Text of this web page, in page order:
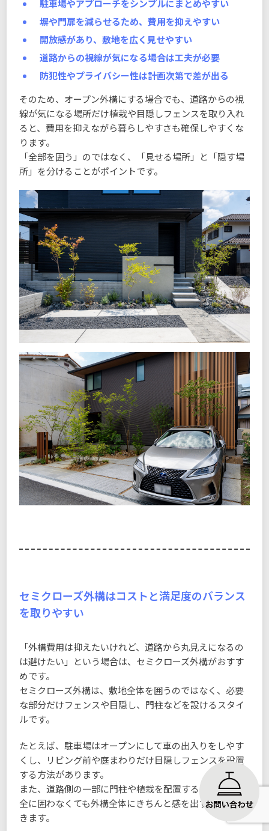
駐車場やアプローチをシンプルにまとめやすい
塀や門扉を減らせるため、費用を抑えやすい
開放感があり、敷地を広く見せやすい
道路からの視線が気になる場合は工夫が必要
防犯性やプライバシー性は計画次第で差が出る
そのため、オープン外構にする場合でも、道路からの視
線が気になる場所だけ植栽や目隠しフェンスを取り入れ
ると、費用を抑えながら暮らしやすさも確保しやすくな
ります。
「全部を囲う」のではなく、「見せる場所」と「隠す場
所」を分けることがポイントです。
セミクローズ外構はコストと満足度のバランス
を取りやすい
「外構費用は抑えたいけれど、道路から丸見えになるの
は避けたい」という場合は、セミクローズ外構がおすす
めです。
セミクローズ外構は、敷地全体を囲うのではなく、必要
な部分だけフェンスや目隠し、門柱などを設けるスタイ
ルです。
たとえば、駐車場はオープンにして車の出入りをしやす
くし、リビング前や庭まわりだけ目隠しフェンスを設置
する方法があります。
また、道路側の一部に門柱や植栽を配置することで、完
全に囲わなくても外構全体にきちんと感を出すことがで
きます。